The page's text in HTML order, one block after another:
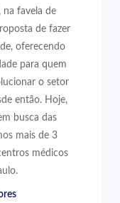
na favela de
de fazer
oferecendo
para quem
o setor
então. Hoje,
busca das
mais de 3
médicos